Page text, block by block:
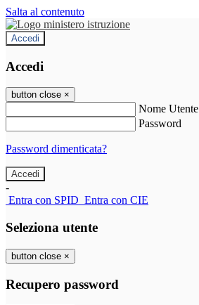
Salta al contenuto
Accedi
Accedi
button close ×
Nome Utente
Password
Password dimenticata?
-
Entra con SPID Entra con CIE
Seleziona utente
button close ×
Recupero password